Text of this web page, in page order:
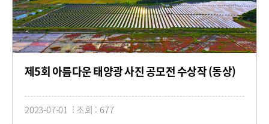
제5회 아름다운 태양광 사진 공모전 수상작 (동상)
2023-07-01 조회 : 677